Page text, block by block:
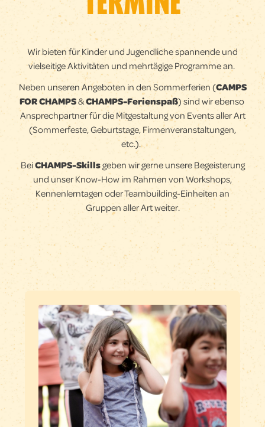
Wir bieten für Kinder und Jugendliche spannende und
vielseitige Aktivitäten und mehrtägige Programme an.
Neben unseren Angeboten in den Sommerferien (CAMPS
FOR CHAMPS&CHAMPS-Ferienspaß) sind wir ebenso
Ansprechpartner für die Mitgestaltung von Events aller Art
(Sommerfeste, Geburtstage, Firmenveranstaltungen,
etc.).
BeiCHAMPS-Skillsgeben wir gerne unsere Begeisterung
und unser Know-How im Rahmen von Workshops,
Kennenlerntagen oder Teambuilding-Einheiten an
Gruppen aller Art weiter.